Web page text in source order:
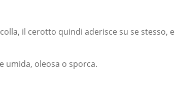
il cerotto quindi aderisce su se stesso, e
umida, oleosa o sporca.